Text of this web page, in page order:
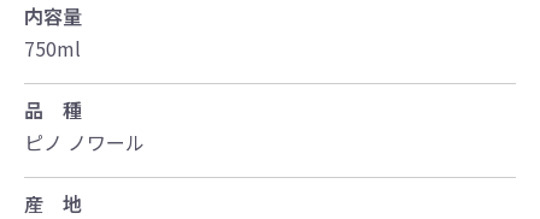
内容量
750ml
品 種
ピノ ノワール
産 地